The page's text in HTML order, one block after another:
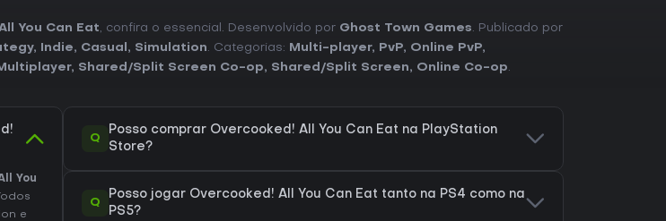
You Can Eat, confira o essencial. Desenvolvido por Ghost Town Games. Publicado por
, Indie, Casual , Simulation. Categorias: Multi-player, PvP, Online PvP,
, Shared/Split Screen Co-op, Shared/Split Screen, Online Co-op.
You
e
Q
Posso comprar Overcooked! All You Can Eat na PlayStation
Store?
Q
Posso jogar Overcooked! All You Can Eat tanto na PS4 como na
PS5?